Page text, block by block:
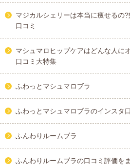
マジカルシェリーは本当に痩せるの
口コミ
マシュマロヒップケアはどんな人に
口コミ大特集
ふわっとマシュマロブラ
ふわっとマシュマロブラのインスタ
ふんわりルームブラ
ふんわりルームブラの口コミ評価を